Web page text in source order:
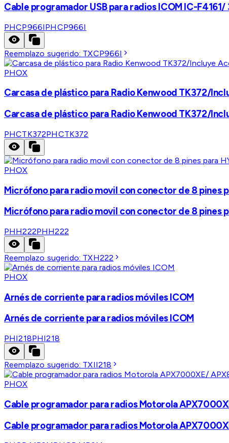
Cable programador USB para radios ICOM IC-F4161/
PHCP966IPHCP966I
Reemplazo sugerido: TXCP966I
PHOX
Carcasa de plástico para Radio Kenwood TK372/
Carcasa de plástico para Radio Kenwood TK372/
PHCTK372PHCTK372
PHOX
Micrófono para radio movil con conector de 8 pines
Micrófono para radio movil con conector de 8 pines
PHH222PHH222
Reemplazo sugerido: TXH222
PHOX
Arnés de corriente para radios móviles ICOM
Arnés de corriente para radios móviles ICOM
PHI218PHI218
Reemplazo sugerido: TXII218
PHOX
Cable programador para radios Motorola
Cable programador para radios Motorola